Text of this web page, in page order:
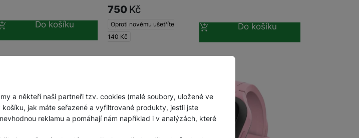
a někteří naši partneři tzv. cookies (malé soubory, uložené ve
jak máte seřazené a vyfiltrované produkty, jestli jste
reklamu a pomáhají nám například i v analýzách, které
Do košíku
750 Kč
Oproti novému ušetříte
140 Kč
Do košíku